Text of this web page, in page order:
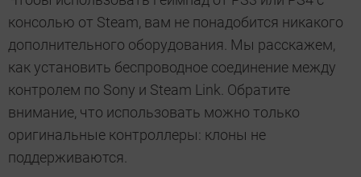
консолью от Steam, вам не понадобится никакого
дополнительного оборудования. Мы расскажем,
как установить беспроводное соединение между
контролем по Sony и Steam Link. Обратите
внимание, что использовать можно только
оригинальные контроллеры: клоны не
поддерживаются.